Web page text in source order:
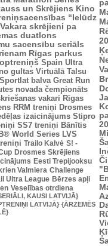
un Skrējiens Kino
“Ielūdz
Vakara skrējieni pa
duatlons
sacensību seriāls
Rīgas parkus
Spain Ultra
gultas Virtuālā Talsu
balva Great Run
novada čempionāts
vakari Rīgas
RRM treniņi Drosmes
izaicinājums Stipro
SS7 treniņi Bānītis
World Series LVS
Trailo Kalvė S! -
Drosmes Skrējiens
Eesti Trepijooksu
Valmiera Challenge
Ultra League Bērzes apļi
Veselības otrdiena
KAUSI LATVIJĀ}
LATVIJĀ} {ĀRZEMĒS